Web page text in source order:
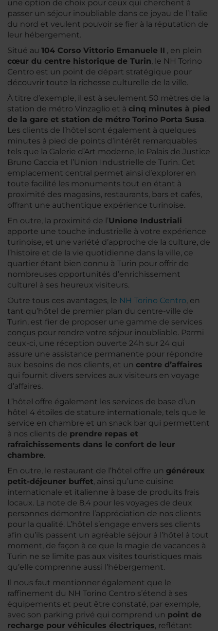
une option de choix pour ceux qui cherchent à
passer un séjour inoubliable dans ce joyau de l’Italie
du nord et veulent pouvoir se fier à la réputation de
leur hébergement.
Situé au 104 Corso Vittorio Emanuele II , en plein
cœur du centre historique de Turin, le NH Torino
Centro est un point de départ stratégique pour
découvrir toute la richesse culturelle de la ville.
À titre d’exemple, il est à seulement 50 mètres de la
station de métro Vinzaglio et à cinq minutes à pied
de la gare et station de métro Torino Porta Susa.
Les clients de l’hôtel sont également à quelques
minutes à pied de points d’intérêt remarquables
tels que la Galerie d’Art moderne, le Palais de Justice
Bruno Caccia et l’Union Industrielle de Turin. Cet
emplacement central permet ainsi d’explorer en
toute facilité les monuments tout en étant à
proximité des magasins, restaurants, bars et cafés,
offrant une authentique expérience turinoise.
En outre, la proximité de l’Unione Industriali
apporte une touche industrielle à votre expérience
turinoise, et une variété d’approche de la culture, de
l’histoire et de la vie quotidienne dans la ville, ce
quartier étant bien connu à Turin pour offrir de
nombreuses opportunités d’enrichissement
culturel à ses heureux visiteurs.
Outre tous ces avantages, le NH Torino Centro, en
tant qu’hôtel de premier plan du centre-ville de
Turin, est fier de proposer une gamme de services
conçus pour rendre votre séjour inoubliable. Parmi
ceux-ci, une réception ouverte 24h sur 24 qui
assure une assistance permanente pour répondre
aux besoins de nos clients, et un centre d’affaires
qui fournit divers services aux visiteurs en voyage
d’affaires.
L’hôtel offre également les services de base d’un
hôtel 4 étoiles de stature internationale, tels que le
service en chambre et un snack bar qui permettent
à nos clients de prendre repas et
rafraîchissements dans le confort de leur
chambre.
En outre, le restaurant de l’hôtel offre un généreux
petit-déjeuner buffet, ainsi qu’une cuisine
internationale et italienne à base de produits frais
locaux. La note de 8,4 pour les voyages de deux
personnes démontre l’appréciation de nos clients
pour la qualité. L’hôtel s’engage envers ses clients
afin qu’ils passent un agréable séjour à l’hôtel à tout
moment, de façon à ce que la magie de vacances à
Turin ne se limite pas aux visites touristiques mais
qu’elle comprenne aussi l’hébergement.
Il nous faut mentionner également que le
raffinement du NH Torino Centro s’étend à ses
équipements et peut être constaté, par exemple,
avec son parking privé qui comprend un point de
recharge pour véhicules électriques, reflétant